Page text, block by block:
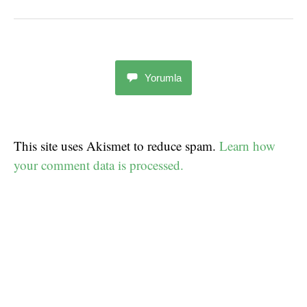
Yorumla
This site uses Akismet to reduce spam. Learn how
your comment data is processed.